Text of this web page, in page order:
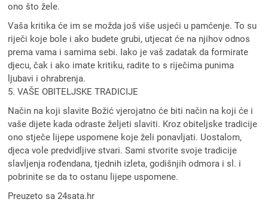
ono što žele.
Vaša kritika će im se možda još više usjeći u pamćenje. To su
riječi koje bole i ako budete grubi, utjecat će na njihov odnos
prema vama i samima sebi. Iako je vaš zadatak da formirate
djecu, čak i ako imate kritiku, radite to s riječima punima
ljubavi i ohrabrenja.
5. VAŠE OBITELJSKE TRADICIJE
Način na koji slavite Božić vjerojatno će biti način na koji će i
vaše dijete kada odraste željeti slaviti. Kroz obiteljske tradicije
ono stječe lijepe uspomene koje želi ponavljati. Uostalom,
djeca vole predvidljive stvari. Sami stvorite svoje tradicije
slavljenja rođendana, tjednih izleta, godišnjih odmora i sl. i
pobrinite se da to ostanu lijepe uspomene.
Preuzeto sa 24sata.hr